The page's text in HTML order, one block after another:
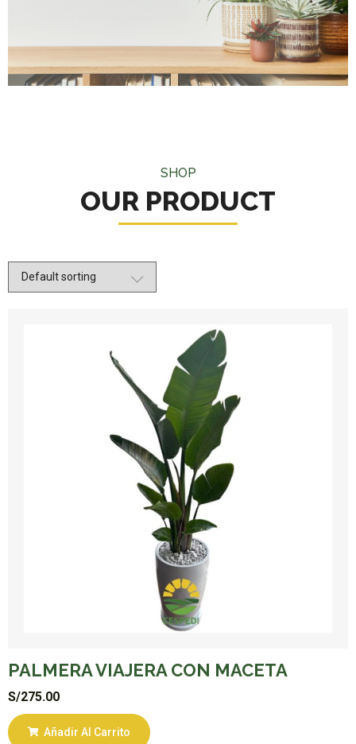
SHOP
OUR PRODUCT
PALMERA VIAJERA CON MACETA
S/275.00
Añadir Al Carrito